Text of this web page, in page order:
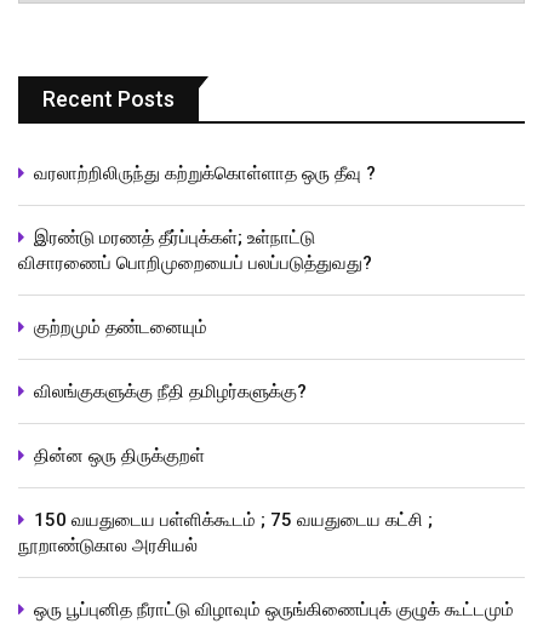
Recent Posts
வரலாற்றிலிருந்து கற்றுக்கொள்ளாத ஒரு தீவு ?
இரண்டு மரணத் தீர்ப்புக்கள்; உள்நாட்டு
விசாரணைப் பொறிமுறையைப் பலப்படுத்துவது?
குற்றமும் தண்டனையும்
விலங்குகளுக்கு நீதி தமிழர்களுக்கு?
தின்ன ஒரு திருக்குறள்
150 வயதுடைய பள்ளிக்கூடம் ; 75 வயதுடைய கட்சி ;
நூறாண்டுகால அரசியல்
ஒரு பூப்புனித நீராட்டு விழாவும் ஒருங்கிணைப்புக் குழுக் கூட்டமும்